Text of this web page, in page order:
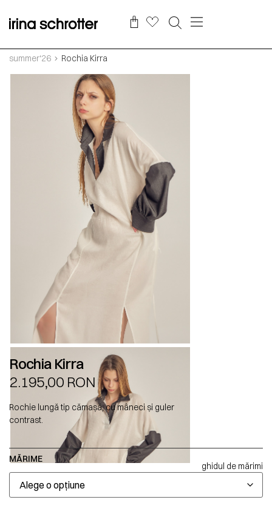
summer‘26 Rochia Kirra
Rochia Kirra
2.195,00 RON
Rochie lungă tip cămașă, cu mâneci și guler
contrast.
MĂRIME
ghidul de mărimi